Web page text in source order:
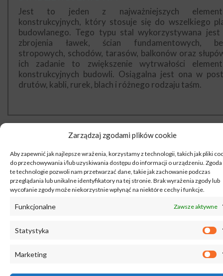
Zarządzaj zgodami plików cookie
Aby zapewnić jak najlepsze wrażenia, korzystamy z technologii, takich jak pliki
do przechowywania i/lub uzyskiwania dostępu do informacji o urządzeniu. Zgoda
te technologie pozwoli nam przetwarzać dane, takie jak zachowanie podczas
przeglądania lub unikalne identyfikatory na tej stronie. Brak wyrażenia zgody lub
wycofanie zgody może niekorzystnie wpłynąć na niektóre cechy i funkcje.
Funkcjonalne Zawsze aktywne
Statystyka
Marketing
Jest to jeden z najważniejszych
konstrukcyjnych, który stosuje się do wszelkiego
budowlanego. Tego typu stal wykorzystywana
zbrojenia ławek, ścian fundamentowych,
stropowych, schodów, tarasów, balkonów oraz
ich zadanie to zwiększenie wytrwałości
konstrukcyjnych budowli. Osiągalna jest ona w
drutów, kabli, rurek, blach i różnego rodzaju taśm.
PRĘTY ZE STALI NIERDZEWNEJ
Są one odporne na destrukcje oraz
niekorzystnych warunków zewnętrznych. W
z powodzeniem sprawdzą się w budownictwie,
sektorze spożywczym, samochodowym oraz